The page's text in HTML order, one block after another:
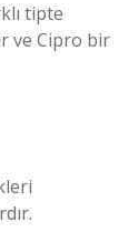
tipte
ve Cipro bir